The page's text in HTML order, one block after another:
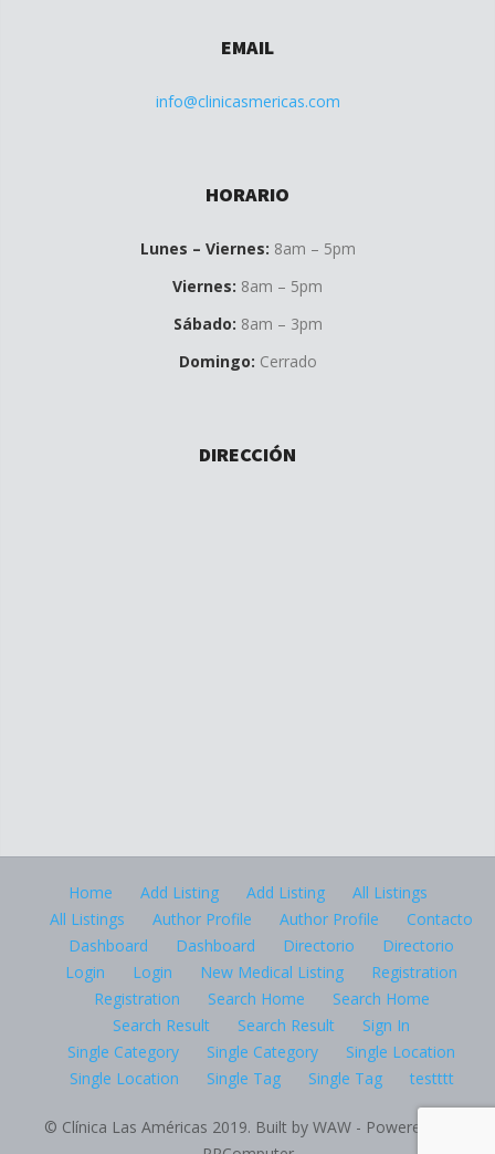
EMAIL
info@clinicasmericas.com
HORARIO
Lunes – Viernes: 8am – 5pm
Viernes: 8am – 5pm
Sábado: 8am – 3pm
Domingo: Cerrado
DIRECCIÓN
Home Add Listing Add Listing
All Listings
All Listings
Author Profile Author Profile
Contacto
Dashboard
Dashboard Directorio
Directorio
Login
Login New Medical Listing
Registration
Registration
Search Home
Search Home
Search Result
Search Result
Sign In
Single Category
Single Category
Single Location
Single Location
Single Tag Single Tag testttt
© Clínica Las Américas 2019. Built by WAW - Powered by